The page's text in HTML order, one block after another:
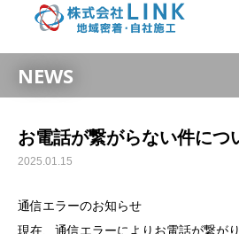
NEWS
お電話が繋がらない件につ
2025.01.15
通信エラーのお知らせ
現在、通信エラーによりお電話が繋が